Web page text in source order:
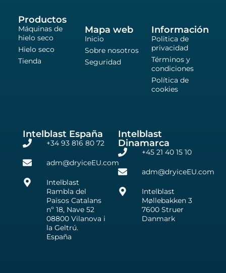
Productos
Máquinas de
hielo seco
Hielo seco
Tienda
Mapa web
Inicio
Sobre nosotros
Seguridad
Información
Politica de
privacidad
Términos y
condiciones
Política de
cookies
Intelblast España
+34 93 816 80 72
adm@dryiceEU.com
Intelblast
Rambla del
Països Catalans
nº 18, Nave 52
08800 Vilanova i
la Geltrú.
España
Intelblast
Dinamarca
+45 21 40 15 10
adm@dryiceEU.com
Intelblast
Møllebakken 3
7600 Struer
Danmark